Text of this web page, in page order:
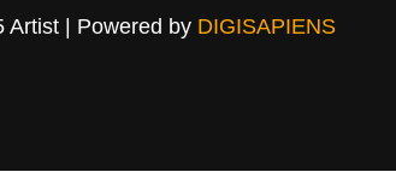
Artist | Powered by DIGISAPIENS